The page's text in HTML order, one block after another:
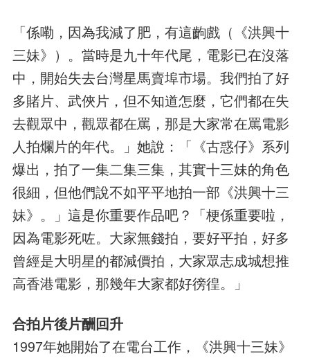
「係嘞，因為我減了肥，有這齣戲（《洪興十
三妹》）。當時是九十年代尾，電影已在沒落
中，開始失去台灣星馬賣埠市場。我們拍了好
多賭片、武俠片，但不知道怎麼，它們都在失
去觀眾中，觀眾都在罵，那是大家常在罵電影
人拍爛片的年代。」她說：「《古惑仔》系列
爆出，拍了一集二集三集，其實十三妹的角色
很細，但他們說不如平平地拍一部《洪興十三
妹》。」這是你重要作品吧？「梗係重要啦，
因為電影死咗。大家無錢拍，要好平拍，好多
曾經是大明星的都減價拍，大家眾志成城想推
高香港電影，那幾年大家都好徬徨。」
合拍片後片酬回升
1997年她開始了在電台工作，《洪興十三妹》